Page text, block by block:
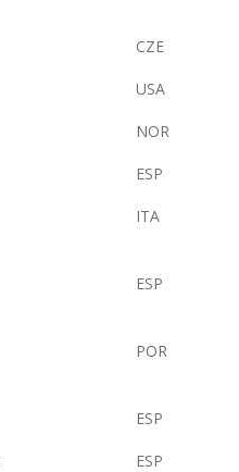
CZE
USA
NOR
ESP
ITA
ESP
POR
ESP
ESP